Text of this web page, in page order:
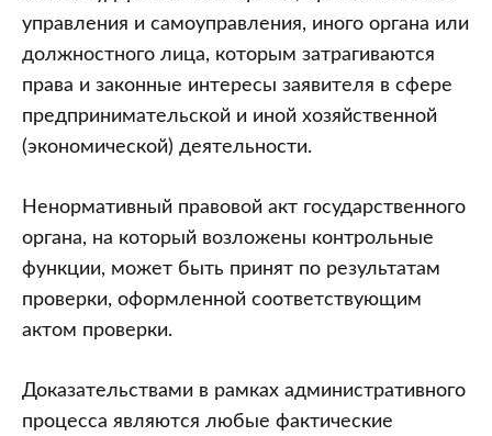
об
административных
правонарушениях
управления и самоуправления, иного органа или
должностного лица, которым затрагиваются
права и законные интересы заявителя в сфере
предпринимательской и иной хозяйственной
(экономической) деятельности.
Ненормативный правовой акт государственного
органа, на который возложены контрольные
функции, может быть принят по результатам
проверки, оформленной соответствующим
актом проверки.
Доказательствами в рамках административного
процесса являются любые фактические